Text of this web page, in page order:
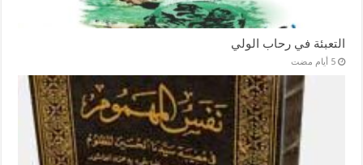
التعبئة في رحاب الولي
‏5 أيام مضت